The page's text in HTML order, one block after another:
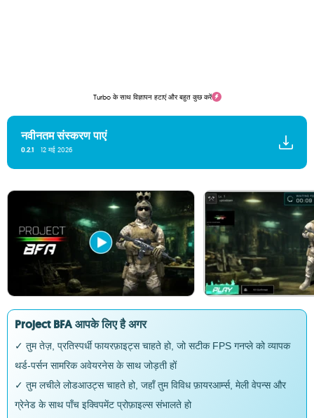
Turbo के साथ विज्ञापन हटाएं और बहुत कुछ करें
नवीनतम संस्करण पाएं
0.2.1 12 मई 2026
Project BFA आपके लिए है अगर
✓ तुम तेज़, प्रतिस्पर्धी फायरफ़ाइट्स चाहते हो, जो सटीक FPS गनप्ले को व्यापक
थर्ड-पर्सन सामरिक अवेयरनेस के साथ जोड़ती हों
✓ तुम लचीले लोडआउट्स चाहते हो, जहाँ तुम विविध फ़ायरआर्म्स, मेली वेपन्स और
ग्रेनेड के साथ पाँच इक्विपमेंट प्रोफ़ाइल्स संभालते हो